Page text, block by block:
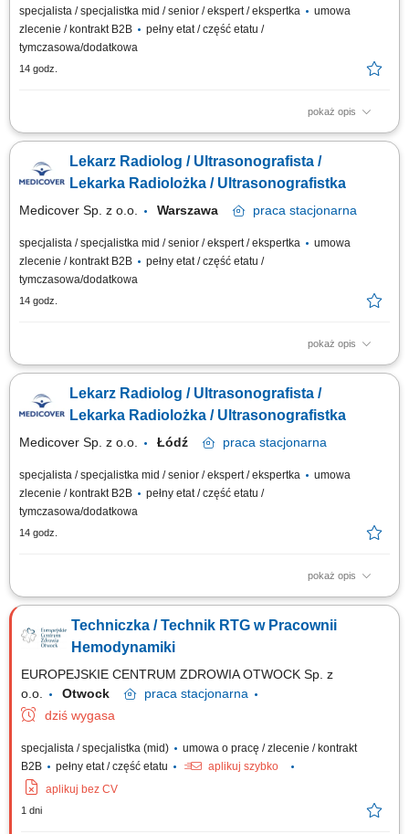
specjalista / specjalistka mid / senior / ekspert / ekspertka
umowa
zlecenie / kontrakt B2B
pełny etat / część etatu /
tymczasowa/dodatkowa
14 godz.
pokaż opis
Będziesz odpowiedzialny/-a za: wykonywanie i opis badań USG ​​
ekipy medycznej i stań się #bohaterem opieki zdrowotnej! Szukamy
Ciebie, jeśli​: ukończyłeś/-aś specjalizację lub jesteś w jej trakcie
Lekarz Radiolog / Ultrasonografista /
Lekarka Radiolożka / Ultrasonografistka
Medicover Sp. z o.o. Warszawa praca stacjonarna
specjalista / specjalistka mid / senior / ekspert / ekspertka
umowa
zlecenie / kontrakt B2B
pełny etat / część etatu /
tymczasowa/dodatkowa
14 godz.
pokaż opis
Będziesz odpowiedzialny/-a za: wykonywanie i opis badań USG ​​
ekipy medycznej i stań się #bohaterem opieki zdrowotnej! Szukamy
Ciebie, jeśli​: ukończyłeś/-aś specjalizację lub jesteś w jej trakcie
Lekarz Radiolog / Ultrasonografista /
Lekarka Radiolożka / Ultrasonografistka
Medicover Sp. z o.o. Łódź praca stacjonarna
specjalista / specjalistka mid / senior / ekspert / ekspertka
umowa
zlecenie / kontrakt B2B
pełny etat / część etatu /
tymczasowa/dodatkowa
14 godz.
pokaż opis
Będziesz odpowiedzialny/-a za: wykonywanie i opis badań USG ​​
ekipy medycznej i stań się #bohaterem opieki zdrowotnej! Szukamy
Ciebie, jeśli​: ukończyłeś/-aś specjalizację lub jesteś w jej trakcie
Techniczka / Technik RTG w Pracownii
Hemodynamiki
EUROPEJSKIE CENTRUM ZDROWIA OTWOCK Sp. z
o.o.
Otwock praca stacjonarna
dziś wygasa
specjalista / specjalistka (mid)
umowa o pracę / zlecenie / kontrakt
B2B
pełny etat / część etatu
aplikuj szybko
aplikuj bez CV
1 dni